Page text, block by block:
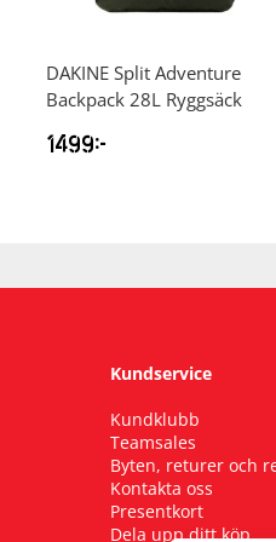
DAKINE Split Adventure
Backpack 28L Ryggsäck
1499kr
Kundservice
Kundklubb
Teamsales
Byten, returer och
Kontakta oss
Presentkort
Dela upp ditt köp